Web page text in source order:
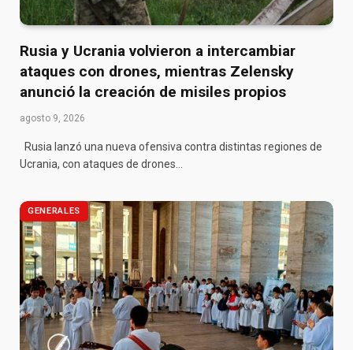
Rusia y Ucrania volvieron a intercambiar
ataques con drones, mientras Zelensky
anunció la creación de misiles propios
agosto 9, 2026
Rusia lanzó una nueva ofensiva contra distintas regiones de
Ucrania, con ataques de drones…
GENERALES